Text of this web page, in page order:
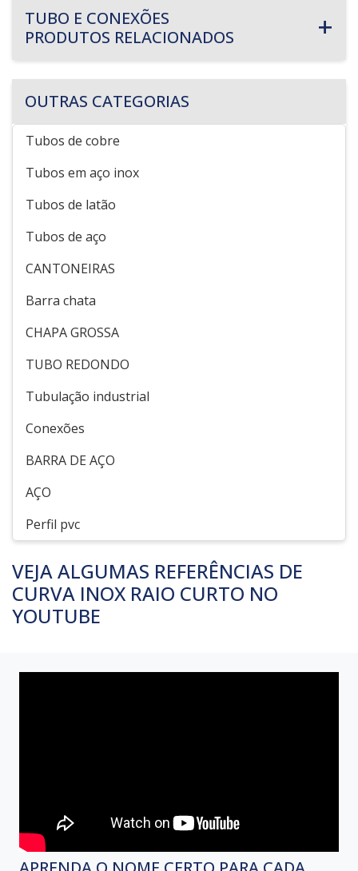
TUBO E CONEXÕES
PRODUTOS RELACIONADOS
OUTRAS CATEGORIAS
Tubos de cobre
Tubos em aço inox
Tubos de latão
Tubos de aço
CANTONEIRAS
Barra chata
CHAPA GROSSA
TUBO REDONDO
Tubulação industrial
Conexões
BARRA DE AÇO
AÇO
Perfil pvc
VEJA ALGUMAS REFERÊNCIAS DE
CURVA INOX RAIO CURTO NO
YOUTUBE